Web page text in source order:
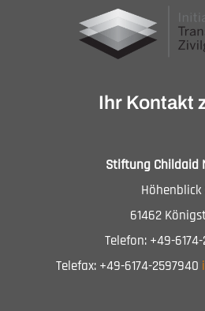
Ihr Kontakt
Stiftung Childaid
Höhenblick
61462
Telefon: +49-
Telefax: +49-6174-2597940